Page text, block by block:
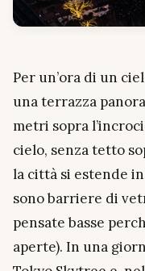
Per un’ora di un
una terrazza
metri sopra
cielo, senza tetto
la città si estende
sono barriere di
pensate basse
aperte). In una